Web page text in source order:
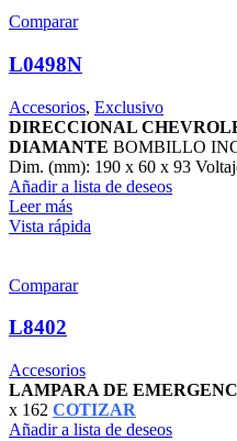
Comparar
L0498N
Accesorios, Exclusivo
DIRECCIONAL
DIAMANTE BOMBILLO
Dim. (mm): 190 x 60 x 93
Añadir a lista de deseos
Leer más
Vista rápida
Comparar
L8402
Accesorios
LAMPARA DE
x 162 COTIZAR
Añadir a lista de deseos